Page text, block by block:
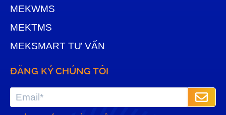
MEKWMS
MEKTMS
MEKSMART TƯ VẤN
ĐĂNG KÝ CHÚNG TÔI